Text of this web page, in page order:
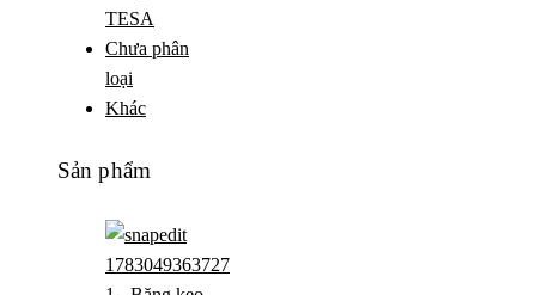
TESA
Chưa phân
loại
Khác
Sản phẩm